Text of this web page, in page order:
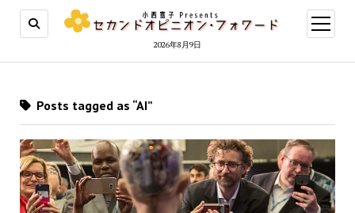
2026年8月9日
open
menu
Posts tagged as “AI”